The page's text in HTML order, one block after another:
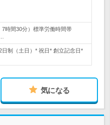
7時間30分）標準労働時間帯
制（土日）* 祝日* 創立記念日*
気になる